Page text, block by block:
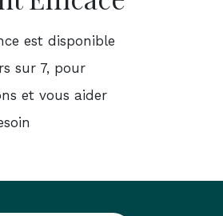
est disponible
sur 7, pour
et vous aider